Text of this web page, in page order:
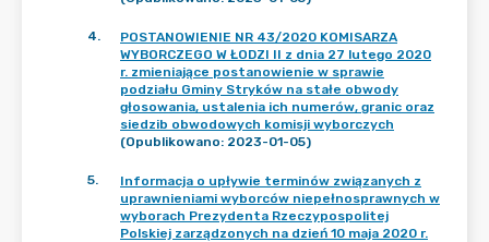
4.
POSTANOWIENIE NR 43/2020 KOMISARZA
WYBORCZEGO W ŁODZI II z dnia 27 lutego 2020
r. zmieniające postanowienie w sprawie
podziału Gminy Stryków na stałe obwody
głosowania, ustalenia ich numerów, granic oraz
siedzib obwodowych komisji wyborczych
(Opublikowano: 2023-01-05)
5.
Informacja o upływie terminów związanych z
uprawnieniami wyborców niepełnosprawnych w
wyborach Prezydenta Rzeczypospolitej
Polskiej zarządzonych na dzień 10 maja 2020 r.